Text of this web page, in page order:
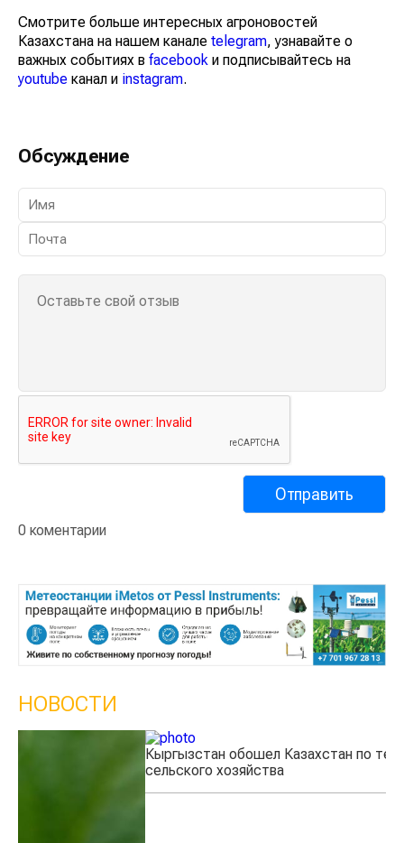
Смотрите больше интересных агроновостей
Казахстана на нашем канале telegram, узнавайте о
важных событиях в facebook и подписывайтесь на
youtube канал и instagram.
Обсуждение
0 коментарии
НОВОСТИ
Кыргызстан обошел Казахстан по темпам роста
сельского хозяйства